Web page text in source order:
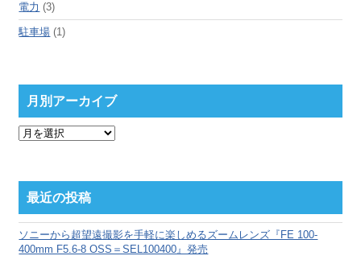
電力 (3)
駐車場 (1)
月別アーカイブ
月
ー
カ
ブ
最近の投稿
ソニーから超望遠撮影を手軽に楽しめるズームレンズ『FE 100-
400mm F5.6-8 OSS＝SEL100400』発売